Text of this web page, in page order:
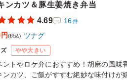
ンカツ＆豚生姜焼き弁当
4.69
16件
(税込) ツナグ
やや大きい
ントやロケ弁におすすめ！胡麻の風味
ンカツ、ご飯がすすむ絶妙な味付けが